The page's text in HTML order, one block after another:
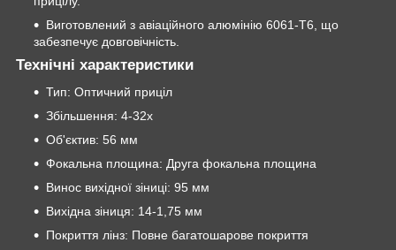
Виготовлений з авіаційного алюмінію 6061-Т6, що
забезпечує довговічність.
Технічні характеристики
Тип: Оптичний приціл
Збільшення: 4-32x
Об'єктив: 56 мм
Фокальна площина: Друга фокальна площина
Винос вихідної зіниці: 95 мм
Вихідна зіниця: 14-1,75 мм
Покриття лінз: Повне багатошарове покриття